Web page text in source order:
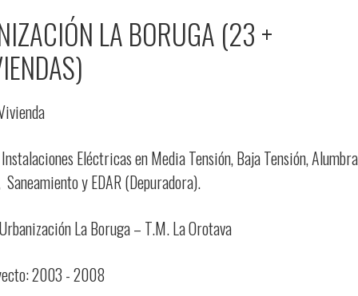
LA BORUGA (23 +
Eléctricas en Media Tensión, Baja Tensión,
y EDAR (Depuradora).
La Boruga – T.M. La Orotava
2003 - 2008